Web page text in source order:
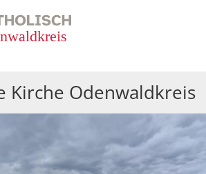
Kirche Odenwaldkreis